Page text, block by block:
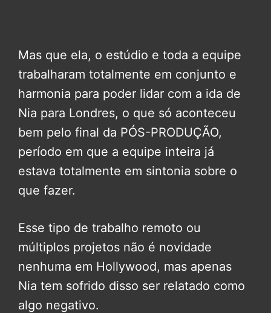
Mas que ela, o estúdio e toda a equipe
trabalharam totalmente em conjunto e
harmonia para poder lidar com a ida de
Nia para Londres, o que só aconteceu
bem pelo final da PÓS-PRODUÇÃO,
período em que a equipe inteira já
estava totalmente em sintonia sobre o
que fazer.
Esse tipo de trabalho remoto ou
múltiplos projetos não é novidade
nenhuma em Hollywood, mas apenas
Nia tem sofrido disso ser relatado como
algo negativo.